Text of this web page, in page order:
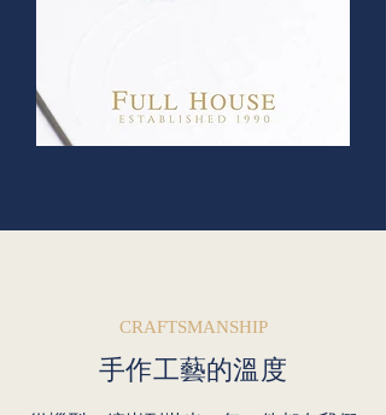
CRAFTSMANSHIP
手作工藝的溫度